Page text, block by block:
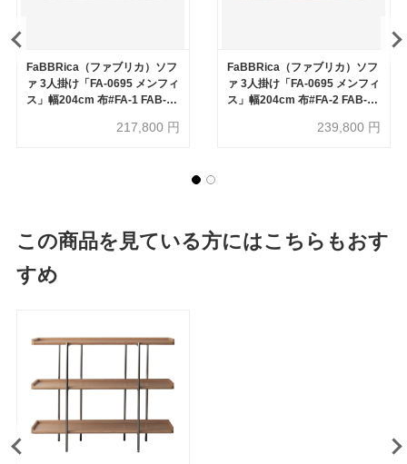
FaBBRica（ファブリカ）ソフ
ァ 3人掛け「FA-0695 メンフィ
ス」幅204cm 布#FA-1 FAB-
217,800 円
FaBBRica（ファブリカ）ソフ
ァ 3人掛け「FA-0695 メンフィ
ス」幅204cm 布#FA-2 FAB-
239,800 円
この商品を見ている方にはこちらもおす
すめ